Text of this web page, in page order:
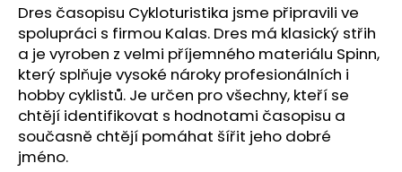
Dres časopisu Cykloturistika jsme připravili ve
spolupráci s firmou Kalas. Dres má klasický střih
a je vyroben z velmi příjemného materiálu Spinn,
který splňuje vysoké nároky profesionálních i
hobby cyklistů. Je určen pro všechny, kteří se
chtějí identifikovat s hodnotami časopisu a
současně chtějí pomáhat šířit jeho dobré
jméno.
D
o
p
o
r